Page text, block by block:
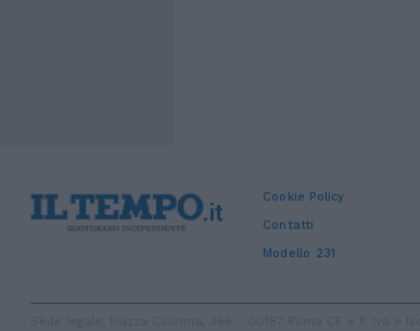
Cookie Policy
Contatti
Modello 231